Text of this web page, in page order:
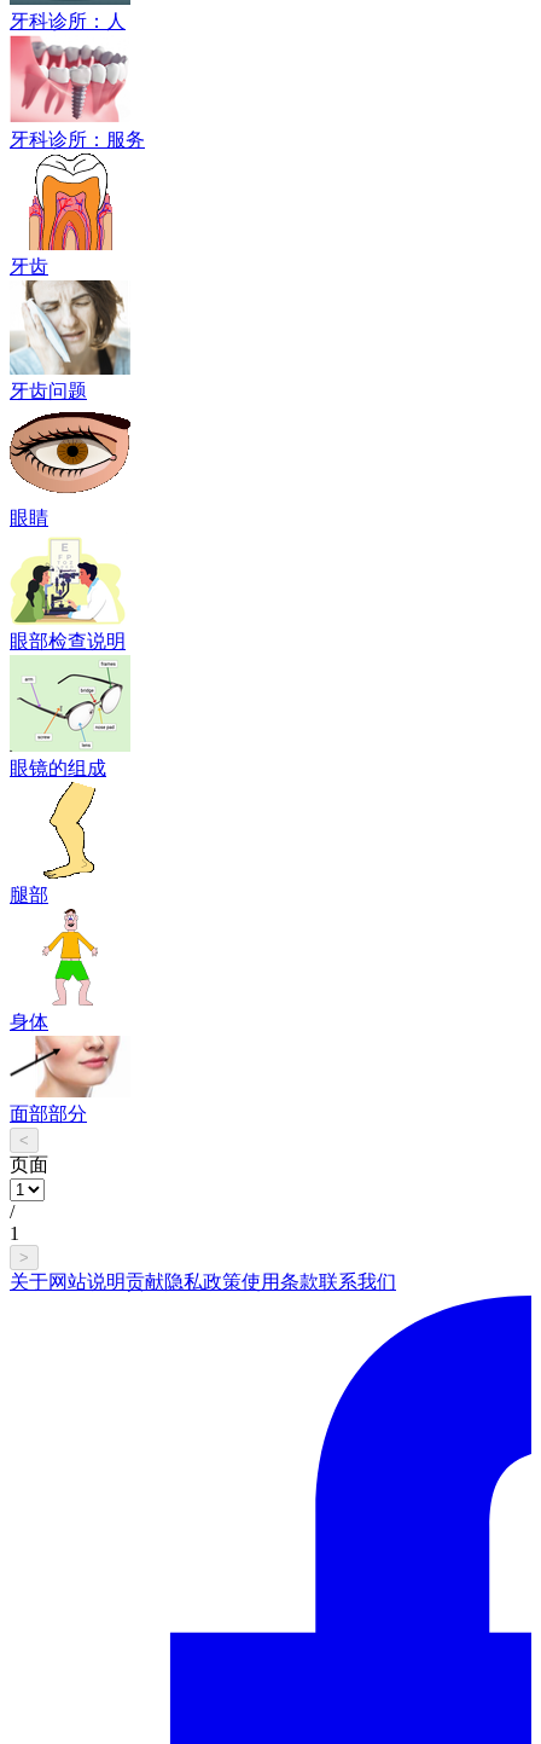
牙科诊所：人
牙科诊所：服务
牙齿
牙齿问题
眼睛
眼部检查说明
眼镜的组成
腿部
身体
面部部分
<
页面
/
1
>
关于网站说明贡献隐私政策使用条款联系我们